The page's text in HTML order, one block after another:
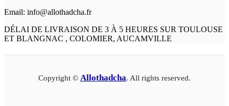
Email: info@allothadcha.fr
DÉLAI DE LIVRAISON DE 3 À 5 HEURES SUR TOULOUSE
ET BLANGNAC , COLOMIER, AUCAMVILLE
Copyright © Allothadcha. All rights reserved.